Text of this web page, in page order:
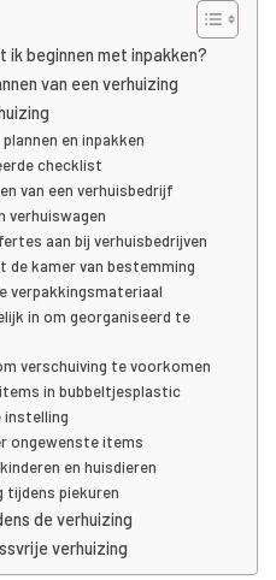
beginnen met inpakken?
van een verhuizing
en inpakken
checklist
van een verhuisbedrijf
verhuiswagen
aan bij verhuisbedrijven
de kamer van bestemming
verpakkingsmateriaal
in om georganiseerd te
verschuiving te voorkomen
in bubbeltjesplastic
instelling
ongewenste items
en huisdieren
tijdens piekuren
de verhuizing
verhuizing